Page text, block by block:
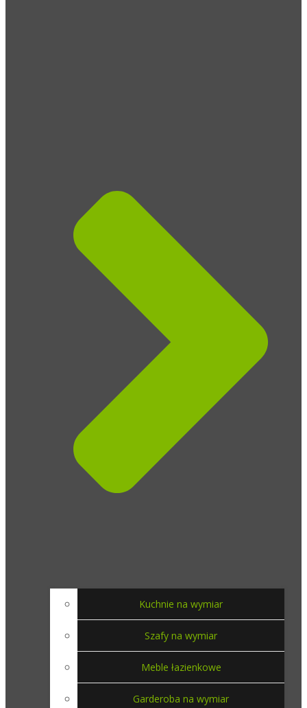
Kuchnie na wymiar
Szafy na wymiar
Meble łazienkowe
Garderoba na wymiar